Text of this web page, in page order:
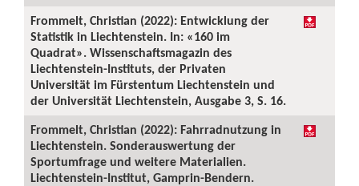
Frommelt, Christian (2022): Entwicklung der
Statistik in Liechtenstein. In: «160 im
Quadrat». Wissenschaftsmagazin des
Liechtenstein-Instituts, der Privaten
Universität im Fürstentum Liechtenstein und
der Universität Liechtenstein, Ausgabe 3, S. 16.
Frommelt, Christian (2022): Fahrradnutzung in
Liechtenstein. Sonderauswertung der
Sportumfrage und weitere Materialien.
Liechtenstein-Institut, Gamprin-Bendern.